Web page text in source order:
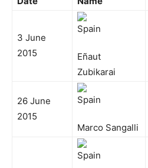
3 June
2015
Eñaut
Zubikarai
26 June
2015
Marco Sangalli